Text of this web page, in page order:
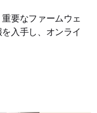
要なファームウェ
入手し、オンライ